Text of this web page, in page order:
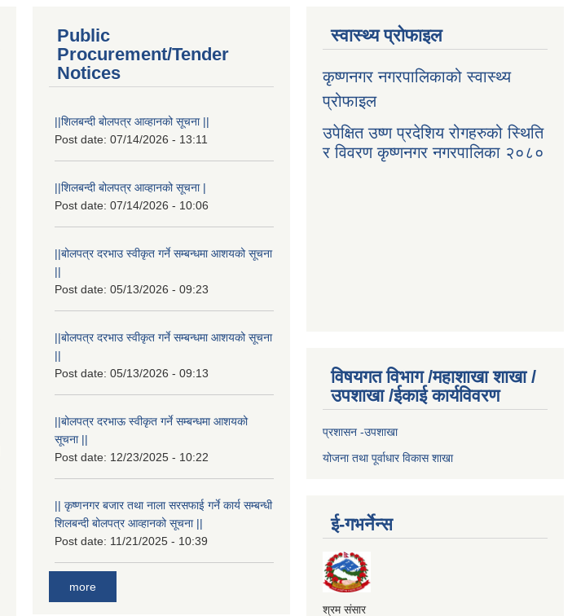
Public
Procurement/Tender
Notices
||शिलबन्दी बोलपत्र आव्हानको सूचना ||
Post date: 07/14/2026 - 13:11
||शिलबन्दी बोलपत्र आव्हानको सूचना |
Post date: 07/14/2026 - 10:06
||बोलपत्र दरभाउ स्वीकृत गर्ने सम्बन्धमा आशयको सूचना
||
Post date: 05/13/2026 - 09:23
||बोलपत्र दरभाउ स्वीकृत गर्ने सम्बन्धमा आशयको सूचना
||
Post date: 05/13/2026 - 09:13
||बोलपत्र दरभाऊ स्वीकृत गर्ने सम्बन्धमा आशयको
सूचना ||
Post date: 12/23/2025 - 10:22
|| कृष्णनगर बजार तथा नाला सरसफाई गर्ने कार्य सम्बन्धी
शिलबन्दी बोलपत्र आव्हानको सूचना ||
Post date: 11/21/2025 - 10:39
more
स्वास्थ्य प्रोफाइल
कृष्णनगर नगरपालिकाको स्वास्थ्य
प्रोफाइल
उपेक्षित उष्ण प्रदेशिय रोगहरुको स्थिति
र विवरण कृष्णनगर नगरपालिका २०८०
विषयगत विभाग /महाशाखा शाखा /
उपशाखा /ईकाई कार्यविवरण
प्रशासन -उपशाखा
योजना तथा पूर्वाधार विकास शाखा
ई-गभर्नेन्स
श्रम संसार